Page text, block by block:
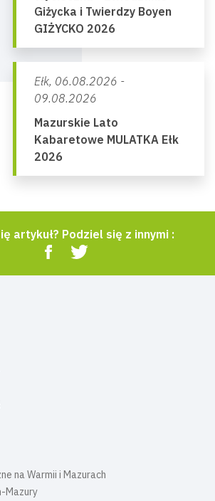
Giżycka i Twierdzy Boyen
GIŻYCKO 2026
Ełk, 06.08.2026 -
09.08.2026
Mazurskie Lato
Kabaretowe MULATKA Ełk
2026
artykuł? Podziel się z innymi :
na Warmii i Mazurach
Mazury